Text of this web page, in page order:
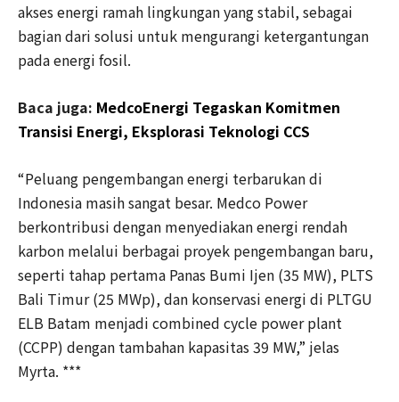
akses energi ramah lingkungan yang stabil, sebagai
bagian dari solusi untuk mengurangi ketergantungan
pada energi fosil.
Baca juga: MedcoEnergi Tegaskan Komitmen
Transisi Energi, Eksplorasi Teknologi CCS
“Peluang pengembangan energi terbarukan di
Indonesia masih sangat besar. Medco Power
berkontribusi dengan menyediakan energi rendah
karbon melalui berbagai proyek pengembangan baru,
seperti tahap pertama Panas Bumi Ijen (35 MW), PLTS
Bali Timur (25 MWp), dan konservasi energi di PLTGU
ELB Batam menjadi combined cycle power plant
(CCPP) dengan tambahan kapasitas 39 MW,” jelas
Myrta. ***